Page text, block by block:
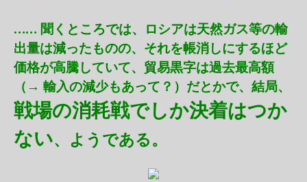
…… 聞くところでは、ロシアは天然ガス等の輸
出量は減ったものの、それを帳消しにするほど
価格が高騰していて、貿易黒字は過去最高額
（→ 輸入の減少もあって？）だとかで、結局、
戦場の消耗戦でしか決着はつか
ない、ようである。